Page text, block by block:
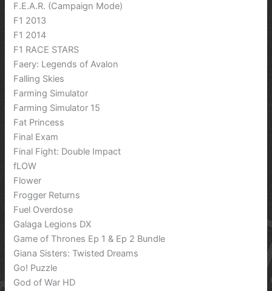
F.E.A.R. (Campaign Mode)
F1 2013
F1 2014
F1 RACE STARS
Faery: Legends of Avalon
Falling Skies
Farming Simulator
Farming Simulator 15
Fat Princess
Final Exam
Final Fight: Double Impact
fLOW
Flower
Frogger Returns
Fuel Overdose
Galaga Legions DX
Game of Thrones Ep 1 & Ep 2 Bundle
Giana Sisters: Twisted Dreams
Go! Puzzle
God of War HD